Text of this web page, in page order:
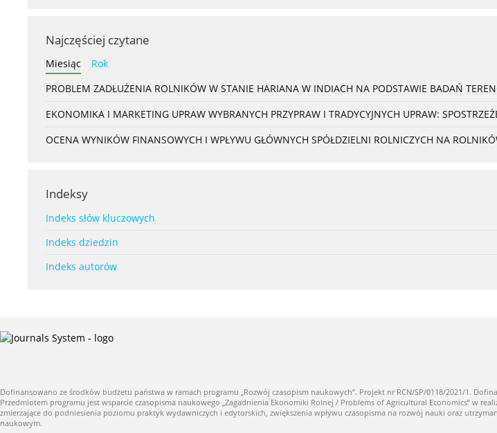
Najczęściej czytane
Miesiąc
Rok
PROBLEM ZADŁUŻENIA ROLNIKÓW W STANIE HARIANA W INDIACH NA PODSTAWIE BADAŃ
EKONOMIKA I MARKETING UPRAW WYBRANYCH PRZYPRAW I TRADYCYJNYCH UPRAW:
OCENA WYNIKÓW FINANSOWYCH I WPŁYWU GŁÓWNYCH SPÓŁDZIELNI ROLNICZYCH NA
Indeksy
Indeks słów kluczowych
Indeks dziedzin
Indeks autorów
Dofinansowano ze środków budżetu państwa w ramach programu „Rozwój czasopism naukowych”. Projekt nr RCN/SP/0118/2021/1.
Przedmiotem programu jest wsparcie czasopisma naukowego „Zagadnienia Ekonomiki Rolnej / Problems of Agricultural Economics” w
zmierzające do podniesienia poziomu praktyk wydawniczych i edytorskich, zwiększenia wpływu czasopisma na rozwój nauki oraz
naukowym.